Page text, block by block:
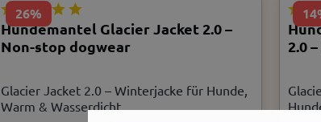
26%
Hundemantel Glacier Jacket 2.0 –
Non-stop dogwear
Glacier Jacket 2.0 – Winterjacke für Hunde,
Warm & Wasserdicht
2.0